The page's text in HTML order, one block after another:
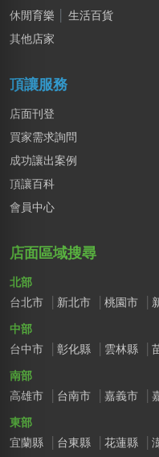
鄭X克
桃園市｜預算 10萬~30萬
高雄市｜預算 30萬~50萬
休閒育樂
生活百貨
其他店家
頂讓服務
店面刊登
買家需求詢問
成功讓出案例
頂讓百科
會員中心
店面區域搜尋
北部
台北市
新北市 桃園市
中部
台中市
彰化縣 雲林縣
南部
高雄市
台南市 嘉義市
東部
宜蘭縣
台東縣 花蓮縣